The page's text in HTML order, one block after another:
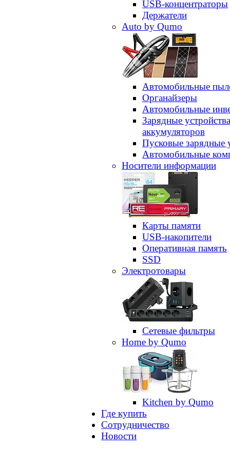
USB-концентраторы
Держатели
Auto by Qumo
Автомобильные
Органайзеры
Автомобильные
Зарядные
аккумуляторов
Пусковые зарядные
Автомобильные
Носители информации
Карты памяти
USB-накопители
Оперативная память
SSD
Электротовары
Сетевые фильтры
Home by Qumo
Kitchen by Qumo
Где купить
Сотрудничество
Новости